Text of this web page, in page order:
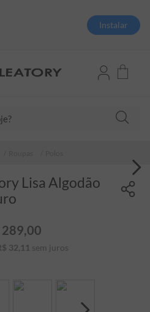
Instalar
Lisa Algodão
289,00
32,11 sem juros
2
camiseta listrada
3
4º
camiseta
5º
jaqueta
7º
bermuda